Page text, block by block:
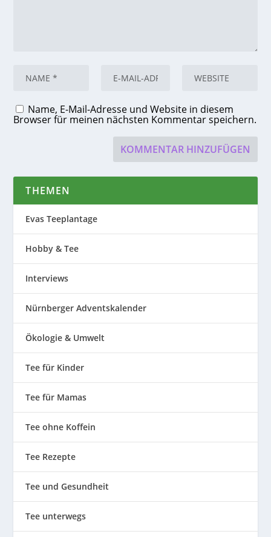
Name, E-Mail-Adresse und Website in diesem
Browser für meinen nächsten Kommentar speichern.
THEMEN
Evas Teeplantage
Hobby & Tee
Interviews
Nürnberger Adventskalender
Ökologie & Umwelt
Tee für Kinder
Tee für Mamas
Tee ohne Koffein
Tee Rezepte
Tee und Gesundheit
Tee unterwegs